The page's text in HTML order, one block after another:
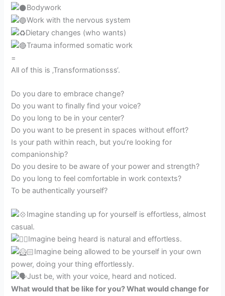
Bodywork
Work with the nervous system
Dietary changes (who wants)
Trauma informed somatic work
=
All of this is ‚Transformationsss‘.
Do you dare to embrace change?
Do you want to finally find your voice?
Do you long to be in your center?
Do you want to be present in spaces without effort?
Is your path within reach, but you’re looking for
companionship?
Do you desire to be aware of your power and strength?
Do you long to feel comfortable in work contexts?
To be authentically yourself?
Imagine standing up for yourself is effortless, almost
casual.
Imagine being heard is natural and effortless.
Imagine being allowed to be yourself in your own
power, doing your thing effortlessly.
Just be, with your voice, heard and noticed.
What would that be like for you? What would change for